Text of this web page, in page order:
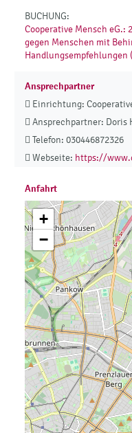
BUCHUNG:
Cooperative Mensch
gegen Menschen mit
Handlungsempfehlungen
Ansprechpartner
Einrichtung:
Ansprechpartner: Doris
Telefon: 030446872326
Webseite: https://
Anfahrt
+
−